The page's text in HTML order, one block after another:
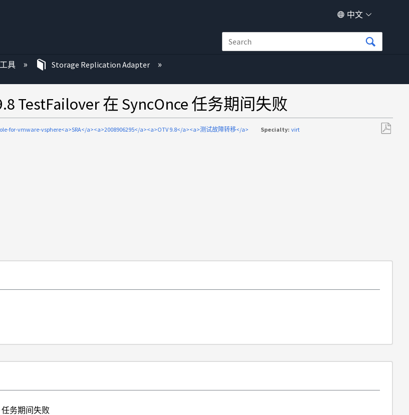
中文
具 Storage Replication Adapter
TestFailover 在 SyncOnce 任务期间失败
for-vmware-vsphere<a>SRA</a><a>2008906295</a><a>OTV 9.8</a><a>测试故障转移</a> Specialty: virt
任务期间失败